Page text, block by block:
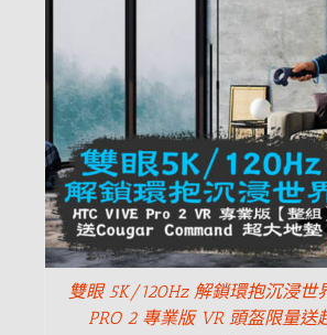
雙眼 5K/120Hz 解鎖環抱沉浸世
PRO 2 專業版 VR 頭盔限量送